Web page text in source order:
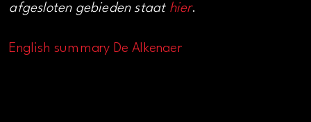
afgesloten gebieden staat hier.
English summary De Alkenaer